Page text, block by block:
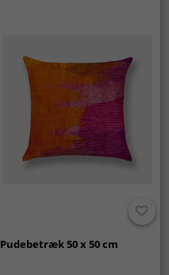
Pudebetræk 50 x 50 cm